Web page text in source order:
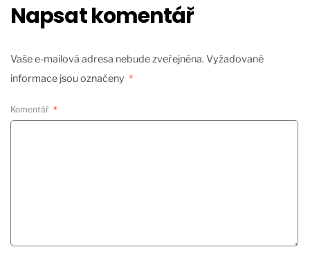
Napsat komentář
Vaše e-mailová adresa nebude zveřejněna. Vyžadované
informace jsou označeny *
Komentář *